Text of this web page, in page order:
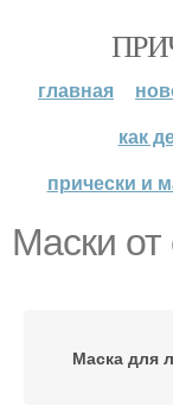
главная
как
прически и
Маски от
Маска для